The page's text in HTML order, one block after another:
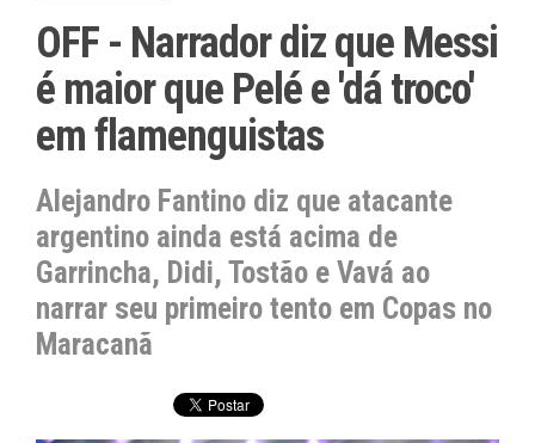
OFF - Narrador diz que Messi
é maior que Pelé e 'dá troco'
em flamenguistas
Alejandro Fantino diz que atacante
argentino ainda está acima de
Garrincha, Didi, Tostão e Vavá ao
narrar seu primeiro tento em Copas no
Maracanã